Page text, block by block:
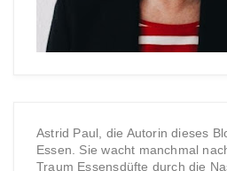
Astrid Paul, die Autorin dieses
Essen. Sie wacht manchmal
Traum Essensdüfte durch die